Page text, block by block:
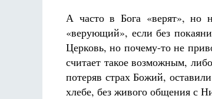
А часто в Бога «верят», но
«верующий», если без
Церковь, но почему-то не
считает такое возможным,
потеряв страх Божий,
хлебе, без живого общения с